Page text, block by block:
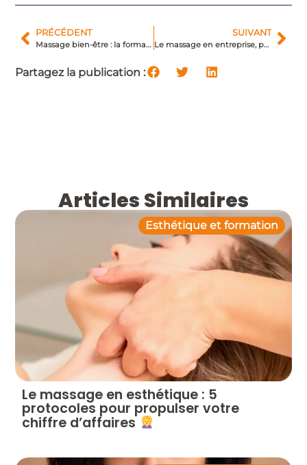
PRÉCÉDENT
Massage bien-être : la formation, un gage de réussite
SUIVANT
Le massage en entreprise, pourquoi pas ?
Partagez la publication :
Articles Similaires
Esthétique et formation
Le massage en esthétique : 5
protocoles pour propulser votre
chiffre d’affaires